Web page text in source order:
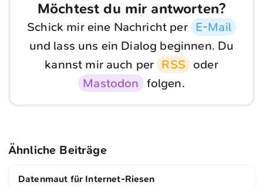
Möchtest du mir antworten?
Schick mir eine Nachricht per E-Mail
und lass uns ein Dialog beginnen. Du
kannst mir auch per RSS oder
Mastodon folgen.
Ähnliche Beiträge
Datenmaut für Internet-Riesen